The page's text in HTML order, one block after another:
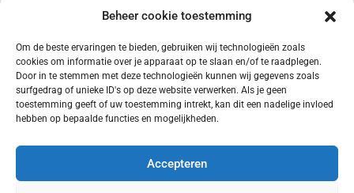
Beheer cookie toestemming
Om de beste ervaringen te bieden, gebruiken wij technologieën zoals
cookies om informatie over je apparaat op te slaan en/of te raadplegen.
Door in te stemmen met deze technologieën kunnen wij gegevens zoals
surfgedrag of unieke ID's op deze website verwerken. Als je geen
toestemming geeft of uw toestemming intrekt, kan dit een nadelige invloed
hebben op bepaalde functies en mogelijkheden.
Accepteren